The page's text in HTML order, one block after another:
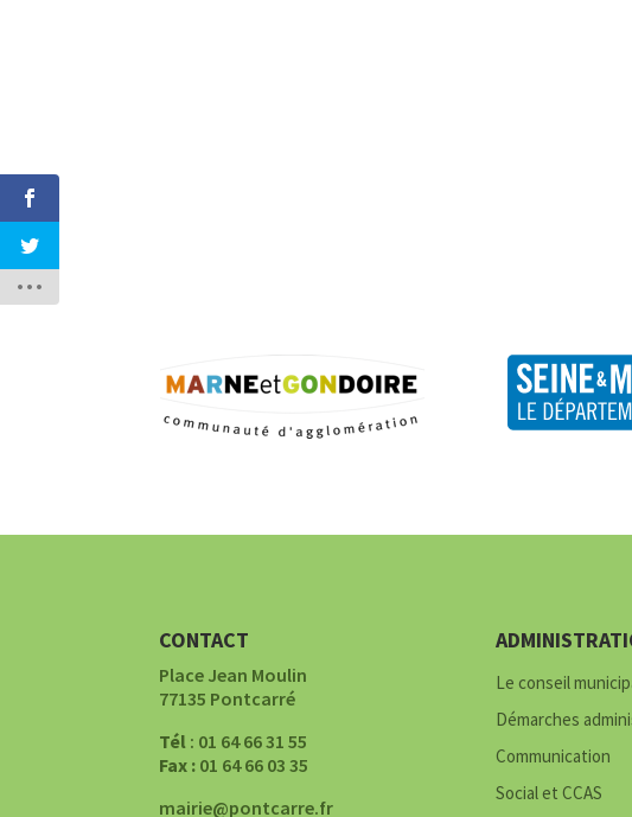
CONTACT
Place Jean Moulin
77135 Pontcarré
Tél : 01 64 66 31 55
Fax : 01 64 66 03 35
mairie@pontcarre.fr
Le conseil
Démarches
Communication
Social et CCAS